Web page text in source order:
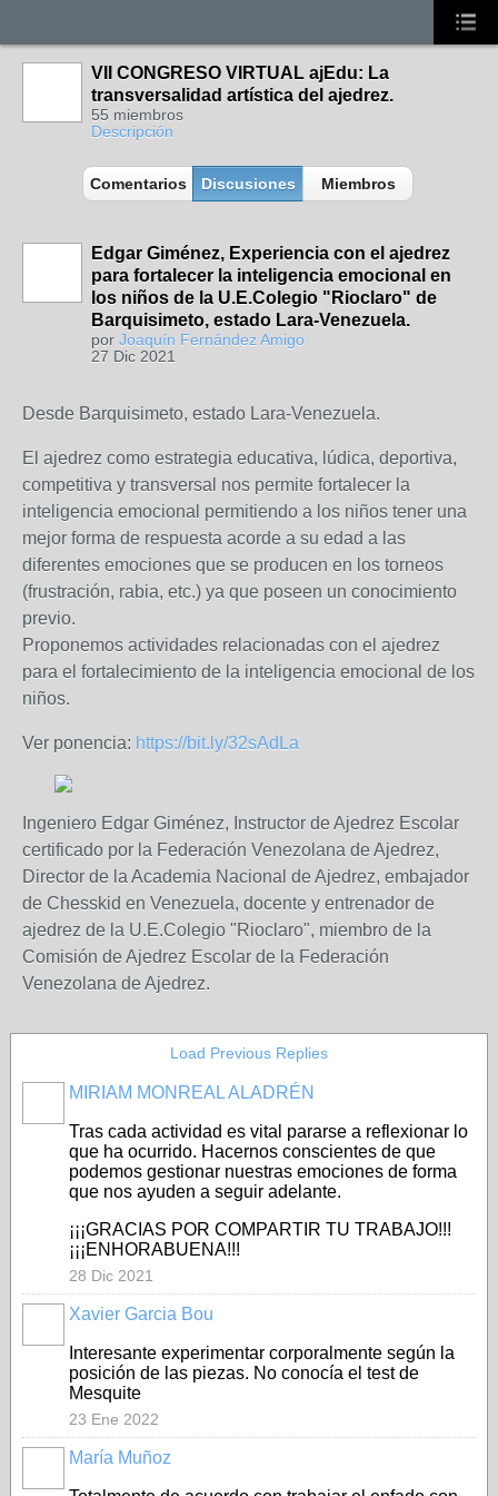
VII CONGRESO VIRTUAL ajEdu: La
transversalidad artística del ajedrez.
55 miembros
Descripción
Comentarios Discusiones Miembros
Edgar Giménez, Experiencia con el ajedrez
para fortalecer la inteligencia emocional en
los niños de la U.E.Colegio "Rioclaro" de
Barquisimeto, estado Lara-Venezuela.
por Joaquín Fernández Amigo
27 Dic 2021
Desde Barquisimeto, estado Lara-Venezuela.
El ajedrez como estrategia educativa, lúdica, deportiva,
competitiva y transversal nos permite fortalecer la
inteligencia emocional permitiendo a los niños tener una
mejor forma de respuesta acorde a su edad a las
diferentes emociones que se producen en los torneos
(frustración, rabia, etc.) ya que poseen un conocimiento
previo.
Proponemos actividades relacionadas con el ajedrez
para el fortalecimiento de la inteligencia emocional de los
niños.
Ver ponencia: https://bit.ly/32sAdLa
Ingeniero Edgar Giménez, Instructor de Ajedrez Escolar
certificado por la Federación Venezolana de Ajedrez,
Director de la Academia Nacional de Ajedrez, embajador
de Chesskid en Venezuela, docente y entrenador de
ajedrez de la U.E.Colegio "Rioclaro", miembro de la
Comisión de Ajedrez Escolar de la Federación
Venezolana de Ajedrez.
Load Previous Replies
MIRIAM MONREAL ALADRÉN
Tras cada actividad es vital pararse a reflexionar lo
que ha ocurrido. Hacernos conscientes de que
podemos gestionar nuestras emociones de forma
que nos ayuden a seguir adelante.
¡¡¡GRACIAS POR COMPARTIR TU TRABAJO!!!
¡¡¡ENHORABUENA!!!
28 Dic 2021
Xavier Garcia Bou
Interesante experimentar corporalmente según la
posición de las piezas. No conocía el test de
Mesquite
23 Ene 2022
María Muñoz